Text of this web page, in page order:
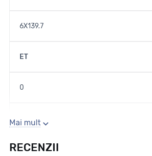
6X139.7
ET
0
Gaura centrala
112
Mai mult
RECENZII